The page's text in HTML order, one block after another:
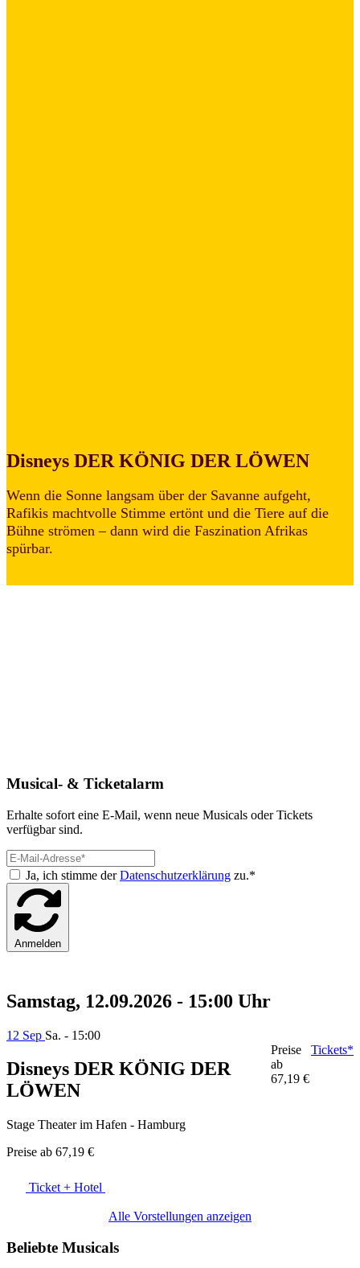
Disneys DER KÖNIG DER LÖWEN
Wenn die Sonne langsam über der Savanne aufgeht,
Rafikis machtvolle Stimme ertönt und die Tiere auf die
Bühne strömen – dann wird die Faszination Afrikas
spürbar.
Musical- & Ticketalarm
Erhalte sofort eine E-Mail, wenn neue Musicals oder Tickets
verfügbar sind.
Ja, ich stimme derDatenschutzerklärung zu.*
Anmelden
Samstag, 12.09.2026 - 15:00 Uhr
12 Sep Sa. - 15:00
Disneys DER KÖNIG DER
LÖWEN
Stage Theater im Hafen - Hamburg
Preise ab 67,19 €
Preise
ab
67,19 €
Tickets*
Ticket + Hotel
Alle Vorstellungen anzeigen
Beliebte Musicals